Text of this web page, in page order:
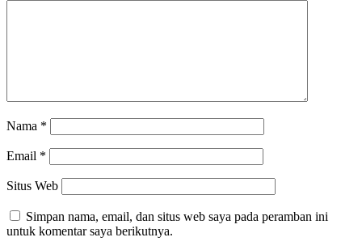
Nama *
Email *
Situs Web
Simpan nama, email, dan situs web saya pada peramban ini
untuk komentar saya berikutnya.